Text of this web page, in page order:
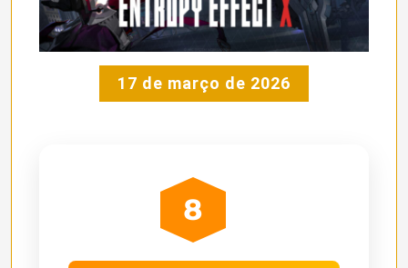
17 de março de 2026
8